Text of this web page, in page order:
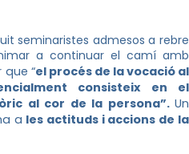
seminaristes admesos a rebre
a continuar el camí amb
“el procés de la vocació al
consisteix en el
al cor de la persona”. Un
a les actituds i accions de la